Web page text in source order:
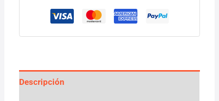
Descripción